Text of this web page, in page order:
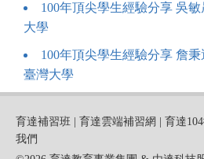
100年頂尖學生經驗分享 吳
大學
100年頂尖學生經驗分享 詹
臺灣大學
育達補習班 育達雲端補習網 育達
我們